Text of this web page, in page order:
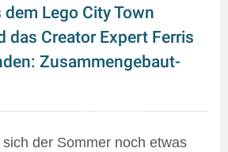
dem Lego City Town
das Creator Expert Ferris
Zusammengebaut-
der Sommer noch etwas